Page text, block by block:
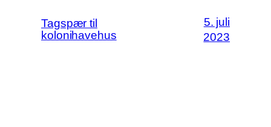
Tagspær til
kolonihavehus
5. juli
2023